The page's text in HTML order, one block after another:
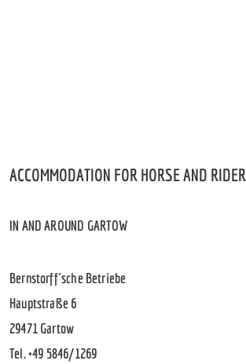
ACCOMMODATION FOR HORSE AND RIDER
IN AND AROUND GARTOW
Bernstorff´sche Betriebe
Hauptstraße 6
29471 Gartow
Tel. +49 5846/1269